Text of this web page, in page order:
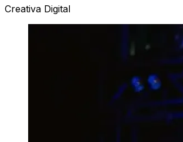
Creativa Digital